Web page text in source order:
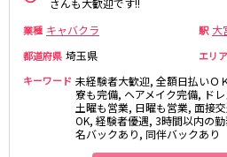
さんも大歓迎です!!
業種 キャバクラ 駅 大
都道府県 埼玉県 エリア
キーワード 未経験者大歓迎, 全額日払いＯ
寮も完備, ヘアメイク完備, ド
土曜も営業, 日曜も営業, 面接
OK, 経験者優遇, 3時間以内の
名バックあり, 同伴バックあり
新橋駅
五反田駅
浅草駅
浅草橋駅
東京メトロ銀座線
新橋駅
銀座駅
上野駅
上野広小